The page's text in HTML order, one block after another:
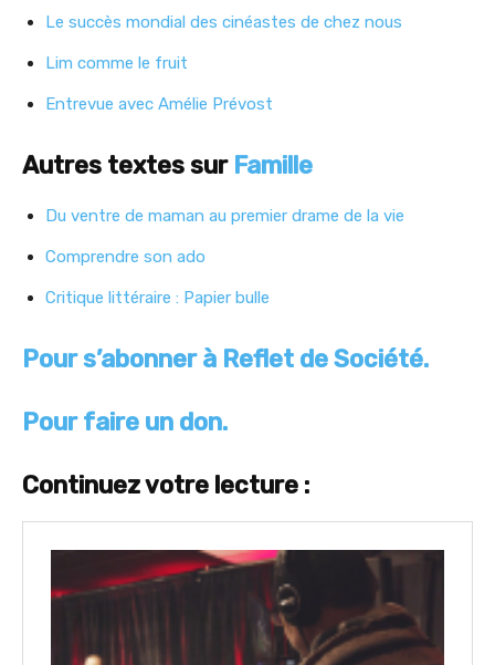
Le succès mondial des cinéastes de chez nous
Lim comme le fruit
Entrevue avec Amélie Prévost
Autres textes sur Famille
Du ventre de maman au premier drame de la vie
Comprendre son ado
Critique littéraire : Papier bulle
Pour s’abonner à Reflet de Société.
Pour faire un don.
Continuez votre lecture :